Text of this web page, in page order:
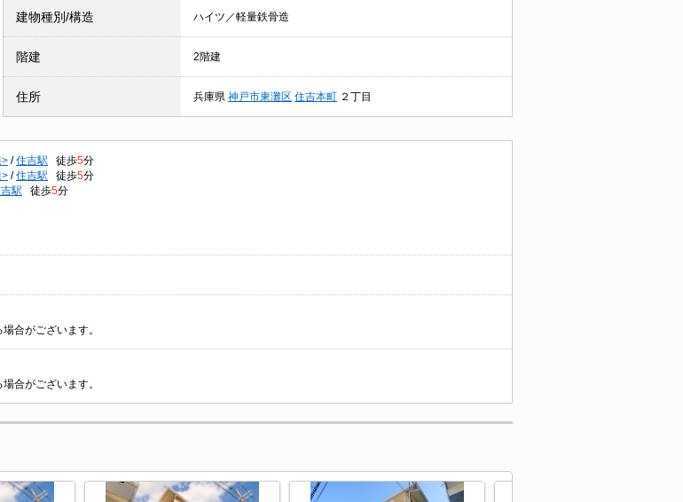
建物種別/構造 ハイツ／軽量鉄骨造
階建 2階建
住所 兵庫県 神戸市東灘区 住吉本町 ２丁目
> / 住吉駅 徒歩5分
> / 住吉駅 徒歩5分
駅 徒歩5分
合がございます。
合がございます。